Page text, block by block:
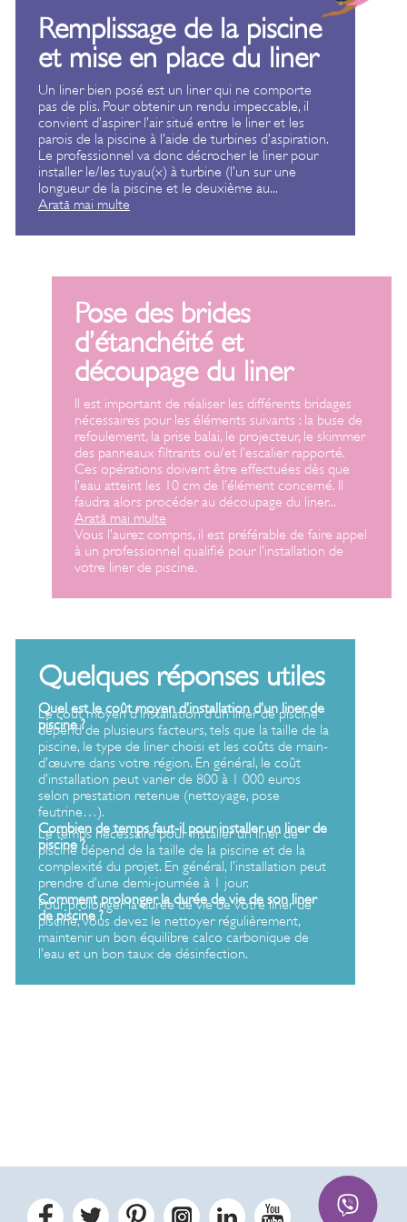
Remplissage de la piscine
et mise en place du liner
Un liner bien posé est un liner qui ne comporte
pas de plis. Pour obtenir un rendu impeccable, il
convient d’aspirer l’air situé entre le liner et les
parois de la piscine à l’aide de turbines d’aspiration.
Le professionnel va donc décrocher le liner pour
installer le/les tuyau(x) à turbine (l’un sur une
longueur de la piscine et le deuxième au...
Arată mai multe
Pose des brides
d’étanchéité et
découpage du liner
Il est important de réaliser les différents bridages
nécessaires pour les éléments suivants : la buse de
refoulement, la prise balai, le projecteur, le skimmer
des panneaux filtrants ou/et l’escalier rapporté.
Ces opérations doivent être effectuées dès que
l’eau atteint les 10 cm de l’élément concerné. Il
faudra alors procéder au découpage du liner...
Arată mai multe
Vous l’aurez compris, il est préférable de faire appel
à un professionnel qualifié pour l’installation de
votre liner de piscine.
Quelques réponses utiles
Quel est le coût moyen d’installation d’un liner de
piscine ?
Le coût moyen d’installation d’un liner de piscine
dépend de plusieurs facteurs, tels que la taille de la
piscine, le type de liner choisi et les coûts de main-
d’œuvre dans votre région. En général, le coût
d’installation peut varier de 800 à 1 000 euros
selon prestation retenue (nettoyage, pose
feutrine…).
Combien de temps faut-il pour installer un liner de
piscine ?
Le temps nécessaire pour installer un liner de
piscine dépend de la taille de la piscine et de la
complexité du projet. En général, l’installation peut
prendre d’une demi-journée à 1 jour.
Comment prolonger la durée de vie de son liner
de piscine ?
Pour prolonger la durée de vie de votre liner de
piscine, vous devez le nettoyer régulièrement,
maintenir un bon équilibre calco carbonique de
l’eau et un bon taux de désinfection.